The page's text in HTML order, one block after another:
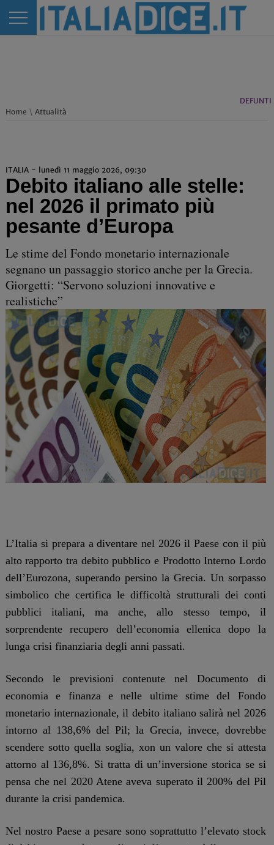
DEFUNTI
Home \ Attualità
ITALIA - lunedì 11 maggio 2026, 09:30
Debito italiano alle stelle:
nel 2026 il primato più
pesante d’Europa
Le stime del Fondo monetario internazionale
segnano un passaggio storico anche per la Grecia.
Giorgetti: “Servono soluzioni innovative e
realistiche”
L’Italia si prepara a diventare nel 2026 il Paese con il più
alto rapporto tra debito pubblico e Prodotto Interno Lordo
dell’Eurozona, superando persino la Grecia. Un sorpasso
simbolico che certifica le difficoltà strutturali dei conti
pubblici italiani, ma anche, allo stesso tempo, il
sorprendente recupero dell’economia ellenica dopo la
lunga crisi finanziaria degli anni passati.
Secondo le previsioni contenute nel Documento di
economia e finanza e nelle ultime stime del Fondo
monetario internazionale, il debito italiano salirà nel 2026
intorno al 138,6% del Pil; la Grecia, invece, dovrebbe
scendere sotto quella soglia, xon un valore che si attesta
attorno al 136,8%. Si tratta di un’inversione storica se si
pensa che nel 2020 Atene aveva superato il 200% del Pil
durante la crisi pandemica.
Nel nostro Paese a pesare sono soprattutto l’elevato stock